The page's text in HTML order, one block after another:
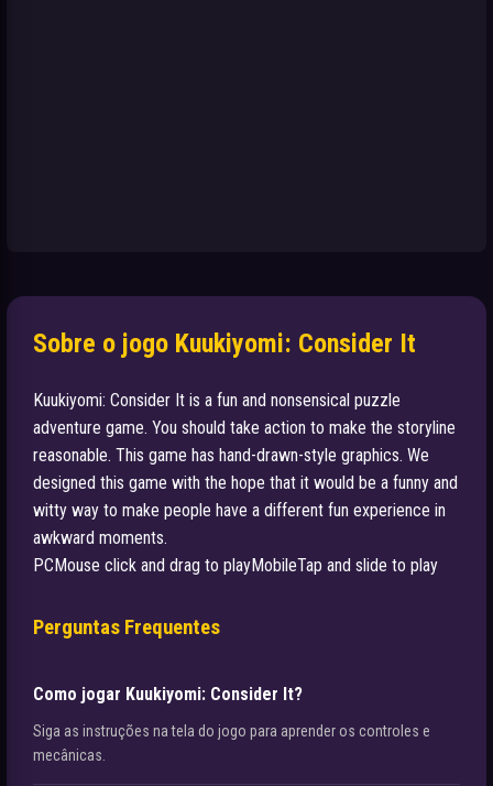
Sobre o jogo Kuukiyomi: Consider It
Kuukiyomi: Consider It is a fun and nonsensical puzzle
adventure game. You should take action to make the storyline
reasonable. This game has hand-drawn-style graphics. We
designed this game with the hope that it would be a funny and
witty way to make people have a different fun experience in
awkward moments.
PCMouse click and drag to playMobileTap and slide to play
Perguntas Frequentes
Como jogar Kuukiyomi: Consider It?
Siga as instruções na tela do jogo para aprender os controles e
mecânicas.